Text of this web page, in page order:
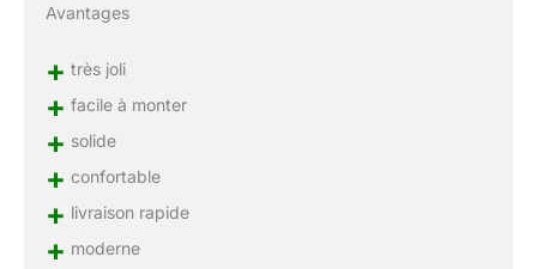
Avantages
+ très joli
+ facile à monter
+ solide
+ confortable
+ livraison rapide
+ moderne